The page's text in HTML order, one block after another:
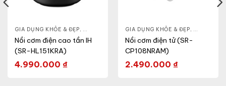
GIA DỤNG KHỎE & ĐẸP, NỒI - ẤM - CA - BÌNH, NỒI CƠM ĐIỆN
Nồi cơm điện cao tần IH
(SR-HL151KRA)
4.990.000 ₫
GIA DỤNG KHỎE & ĐẸP, NỒI - ẤM -
Nồi cơm điện tử (SR-
CP108NRAM)
2.490.000 ₫
CA - BÌNH, NỒI CƠM ĐIỆN